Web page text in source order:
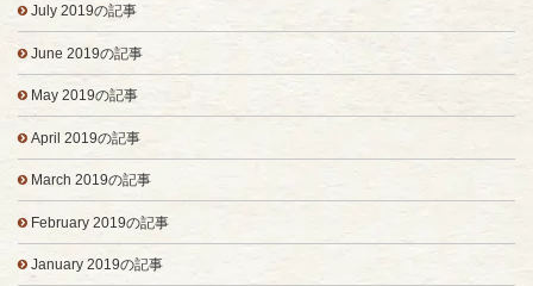
July 2019の記事
June 2019の記事
May 2019の記事
April 2019の記事
March 2019の記事
February 2019の記事
January 2019の記事